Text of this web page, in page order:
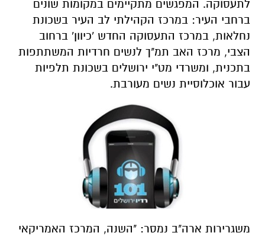
לתעסוקה. המפגשים מתקיימים במקומות שונים
ברחבי העיר: במרכז הקהילתי לב העיר בשכונת
נחלאות, במרכז התעסוקה החדש 'כיוון' ברחוב
הצבי, מרכז האב תמ"ך לנשים חרדיות המשתתפות
בתכנית, ומשרדי מט"י ירושלים בשכונת תלפיות
עבור אוכלוסיית נשים מעורבת.
משגרירות ארה"ב נמסר: "השנה, המרכז האמריקאי